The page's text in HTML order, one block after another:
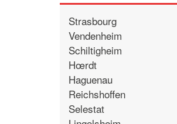
Strasbourg
Vendenheim
Schiltigheim
Hœrdt
Haguenau
Reichshoffen
Selestat